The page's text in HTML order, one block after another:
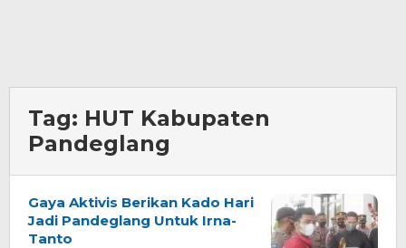
Tag: HUT Kabupaten
Pandeglang
Gaya Aktivis Berikan Kado Hari
Jadi Pandeglang Untuk Irna-
Tanto